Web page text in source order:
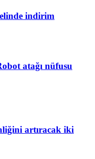
indirim
atağı nüfusu
artıracak iki